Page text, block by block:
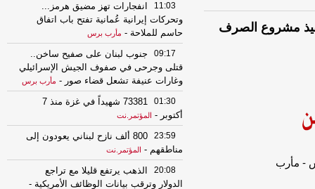
مشروع الصرف
11:03
انفجارات تهز مضيق هرمز...
وتحركات إيرانية عُمانية تفتح باب اتفاق
حاسم للملاحة - مأرب برس
09:17
جنوب لبنان على صفيح ساخن..
قتلى وجرحى في صفوف الجيش الإسرائيلي
وغارات عنيفة تشعل قضاء صور - مأرب برس
01:30
73381 شهيداً في غزة منذ 7
أكتوبر - المؤتمر.نت
23:59
800 ألف نازح لبناني يعودون إلى
مناطقهم - المؤتمر.نت
20:08
الذهب يرتفع قليلا مع تراجع
الدولار وترقب بيانات الوظائف الأمريكية -